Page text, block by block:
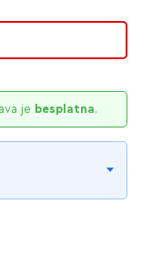
je besplatna.